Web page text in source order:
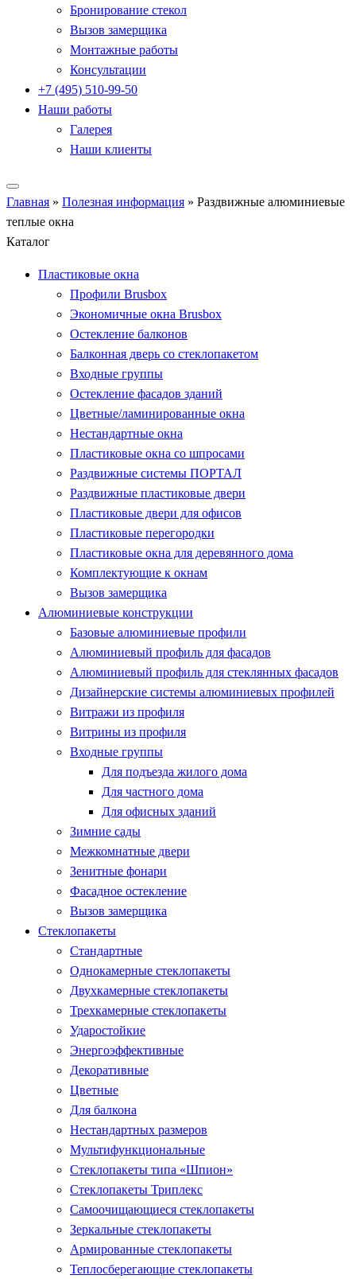
Бронирование стекол
Вызов замерщика
Монтажные работы
Консультации
+7 (495) 510-99-50
Наши работы
Галерея
Наши клиенты
Главная » Полезная информация » Раздвижные алюминиевые
теплые окна
Каталог
Пластиковые окна
Профили Brusbox
Экономичные окна Brusbox
Остекление балконов
Балконная дверь со стеклопакетом
Входные группы
Остекление фасадов зданий
Цветные/ламинированные окна
Нестандартные окна
Пластиковые окна со шпросами
Раздвижные системы ПОРТАЛ
Раздвижные пластиковые двери
Пластиковые двери для офисов
Пластиковые перегородки
Пластиковые окна для деревянного дома
Комплектующие к окнам
Вызов замерщика
Алюминиевые конструкции
Базовые алюминиевые профили
Алюминиевый профиль для фасадов
Алюминиевый профиль для стеклянных фасадов
Дизайнерские системы алюминиевых профилей
Витражи из профиля
Витрины из профиля
Входные группы
Для подъезда жилого дома
Для частного дома
Для офисных зданий
Зимние сады
Межкомнатные двери
Зенитные фонари
Фасадное остекление
Вызов замерщика
Стеклопакеты
Стандартные
Однокамерные стеклопакеты
Двухкамерные стеклопакеты
Трехкамерные стеклопакеты
Ударостойкие
Энергоэффективные
Декоративные
Цветные
Для балкона
Нестандартных размеров
Мультифункциональные
Стеклопакеты типа «Шпион»
Стеклопакеты Триплекс
Самоочищающиеся стеклопакеты
Зеркальные стеклопакеты
Армированные стеклопакеты
Теплосберегающие стеклопакеты